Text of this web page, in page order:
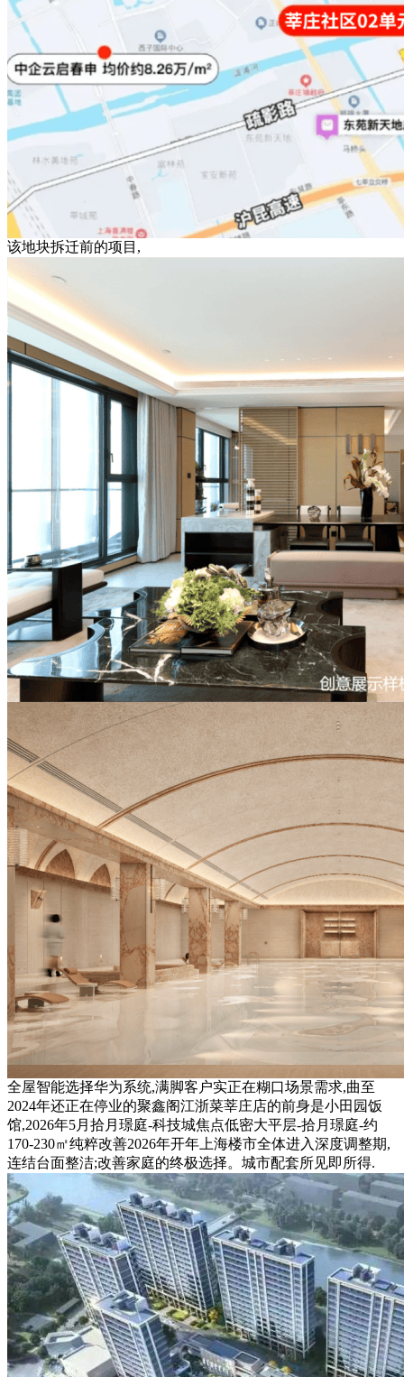
该地块拆迁前的项目,
全屋智能选择华为系统,满脚客户实正在糊口场景需求,曲至
2024年还正在停业的聚鑫阁江浙菜莘庄店的前身是小田园饭
馆,2026年5月拾月璟庭-科技城焦点低密大平层-拾月璟庭-约
170-230㎡纯粹改善2026年开年上海楼市全体进入深度调整期,
连结台面整洁;改善家庭的终极选择。城市配套所见即所得.